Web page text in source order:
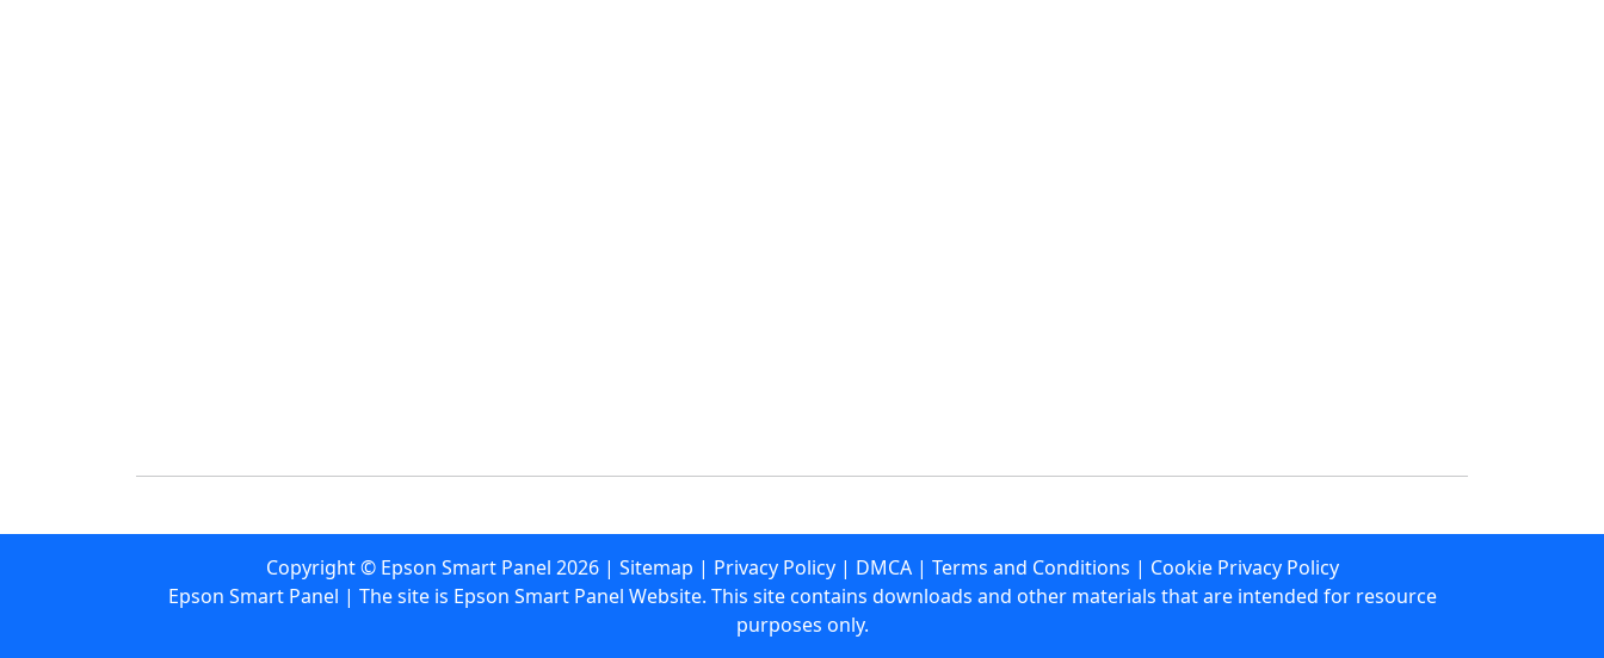
Copyright © Epson Smart Panel 2026| Sitemap | Privacy Policy| DMCA| Terms and Conditions | Cookie Privacy Policy
Epson Smart Panel | The site is Epson Smart Panel Website. This site contains downloads and other materials that are intended for resource
purposes only.